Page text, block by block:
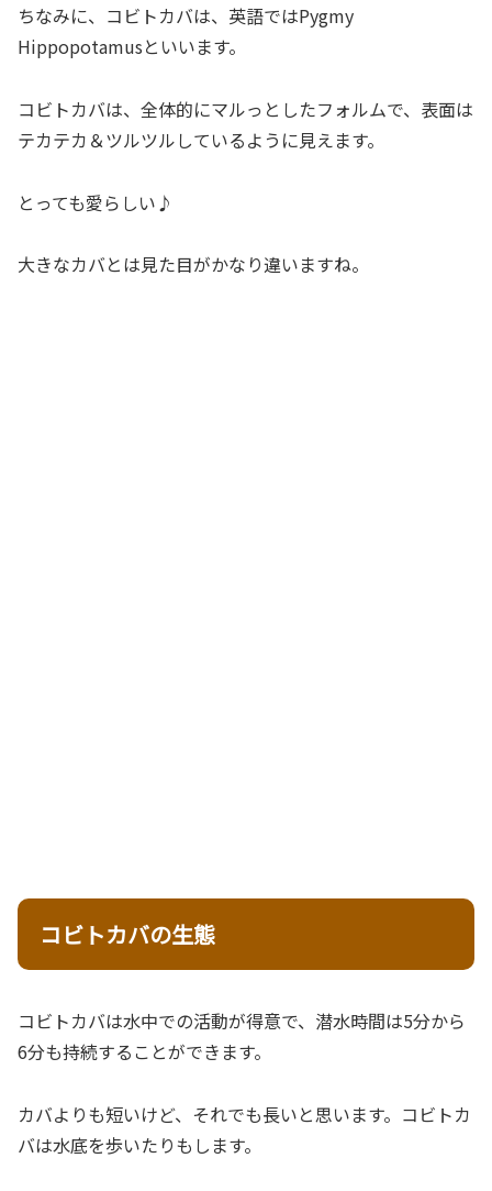
ちなみに、コビトカバは、英語ではPygmy
Hippopotamusといいます。
コビトカバは、全体的にマルっとしたフォルムで、表面は
テカテカ＆ツルツルしているように見えます。
とっても愛らしい♪
大きなカバとは見た目がかなり違いますね。
コビトカバの生態
コビトカバは水中での活動が得意で、潜水時間は5分から
6分も持続することができます。
カバよりも短いけど、それでも長いと思います。コビトカ
バは水底を歩いたりもします。